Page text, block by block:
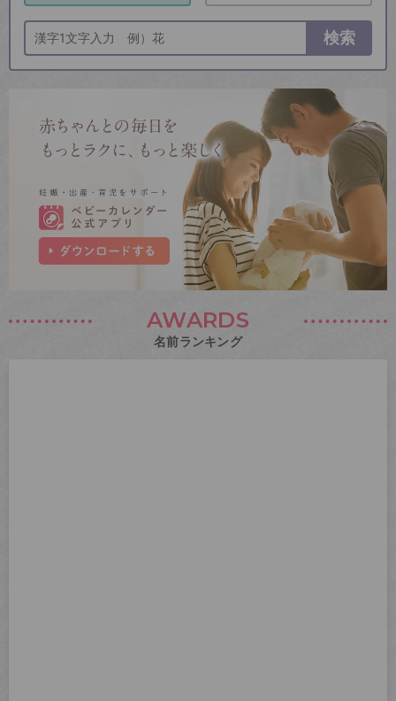
検索
AWARDS
名前ランキング